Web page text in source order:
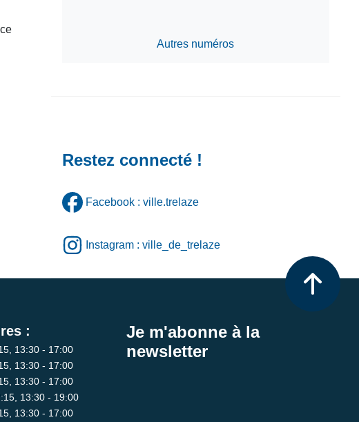
Autres numéros
Restez connecté !
Facebook : ville.trelaze
Instagram : ville_de_trelaze
:
13:30 - 17:00
13:30 - 17:00
13:30 - 17:00
13:30 - 19:00
13:30 - 17:00
Je m'abonne à la
newsletter